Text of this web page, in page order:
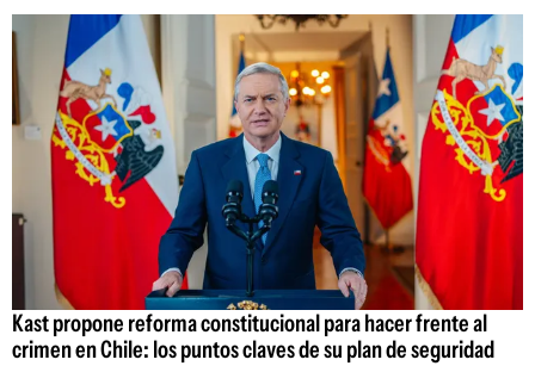
Kast propone reforma constitucional para hacer frente al
crimen en Chile: los puntos claves de su plan de seguridad